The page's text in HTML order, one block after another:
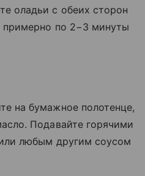
оладьи с обеих сторон
примерно по 2−3 минуты
на бумажное полотенце,
Подавайте горячими
любым другим соусом